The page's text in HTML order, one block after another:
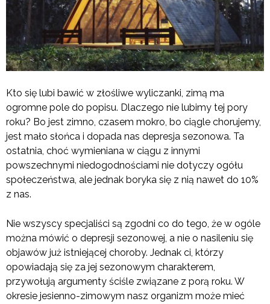
Kto się lubi bawić w złośliwe wyliczanki, zimą ma
ogromne pole do popisu. Dlaczego nie lubimy tej pory
roku? Bo jest zimno, czasem mokro, bo ciągle chorujemy,
jest mało słońca i dopada nas depresja sezonowa. Ta
ostatnia, choć wymieniana w ciągu z innymi
powszechnymi niedogodnościami nie dotyczy ogółu
społeczeństwa, ale jednak boryka się z nią nawet do 10%
z nas.
Nie wszyscy specjaliści są zgodni co do tego, że w ogóle
można mówić o depresji sezonowej, a nie o nasileniu się
objawów już istniejącej choroby. Jednak ci, którzy
opowiadają się za jej sezonowym charakterem,
przywołują argumenty ściśle związane z porą roku. W
okresie jesienno-zimowym nasz organizm może mieć